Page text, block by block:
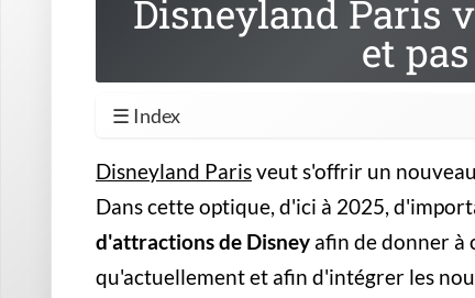
Disneyland Paris
et
☰ Index
Disneyland Parisveut s'offrir un
Dans cette optique, d'ici à 2025,
d'attractions de Disney afin de donner à
qu'actuellement et afin d'intégrer les